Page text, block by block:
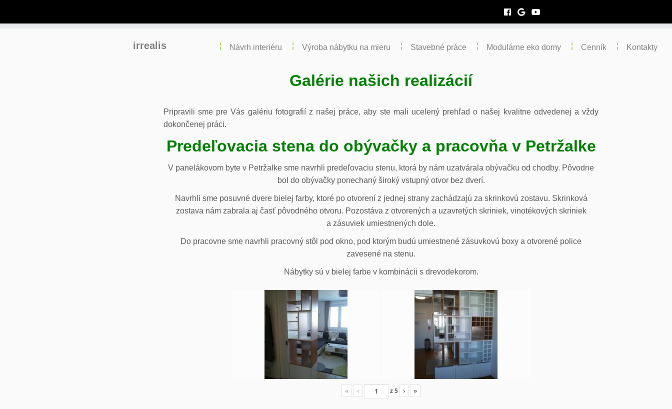
irrealis Návrh interiéru Výroba nábytku na mieru Stavebné práce Modulárne eko domy Cenník Kontakty
Galérie našich realizácií
Pripravili sme pre Vás galériu fotografií z našej práce, aby ste mali ucelený prehľad o našej kvalitne odvedenej a vždy
dokončenej práci.
Predeľovacia stena do obývačky a pracovňa v Petržalke
V panelákovom byte v Petržalke sme navrhli predeľovaciu stenu, ktorá by nám uzatvárala obývačku od chodby. Pôvodne
bol do obývačky ponechaný široký vstupný otvor bez dverí.
Navrhli sme posuvné dvere bielej farby, ktoré po otvorení z jednej strany zachádzajú za skrinkovú zostavu. Skrinková
zostava nám zabrala aj časť pôvodného otvoru. Pozostáva z otvorených a uzavretých skriniek, vinotékových skriniek
a zásuviek umiestnených dole.
Do pracovne sme navrhli pracovný stôl pod okno, pod ktorým budú umiestnené zásuvkovú boxy a otvorené police
zavesené na stenu.
Nábytky sú v bielej farbe v kombinácii s drevodekorom.
« ‹ z5 › »